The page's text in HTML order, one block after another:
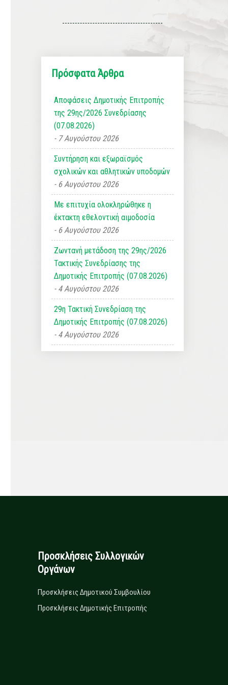
Πρόσφατα Άρθρα
Αποφάσεις Δημοτικής Επιτροπής
της 29ης/2026 Συνεδρίασης
(07.08.2026)
7 Αυγούστου 2026
Συντήρηση και εξωραϊσμός
σχολικών και αθλητικών υποδομών
6 Αυγούστου 2026
Με επιτυχία ολοκληρώθηκε η
έκτακτη εθελοντική αιμοδοσία
6 Αυγούστου 2026
Ζωντανή μετάδοση της 29ης/2026
Τακτικής Συνεδρίασης της
Δημοτικής Επιτροπής (07.08.2026)
4 Αυγούστου 2026
29η Τακτική Συνεδρίαση της
Δημοτικής Επιτροπής (07.08.2026)
4 Αυγούστου 2026
Προσκλήσεις Συλλογικών
Οργάνων
Προσκλήσεις Δημοτικού Συμβουλίου
Προσκλήσεις Δημοτικής Επιτροπής